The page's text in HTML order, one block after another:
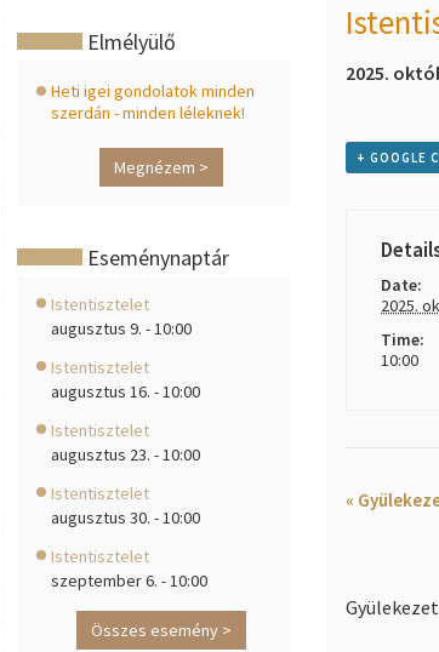
2025.
+ GOOGLE
Date:
2025.
Time:
10:00
Event
«
Elmélyülő
Heti igei gondolatok minden
szerdán - minden léleknek!
Megnézem >
Eseménynaptár
Istentisztelet
augusztus 9. - 10:00
Istentisztelet
augusztus 16. - 10:00
Istentisztelet
augusztus 23. - 10:00
Istentisztelet
augusztus 30. - 10:00
Istentisztelet
szeptember 6. - 10:00
Összes esemény >